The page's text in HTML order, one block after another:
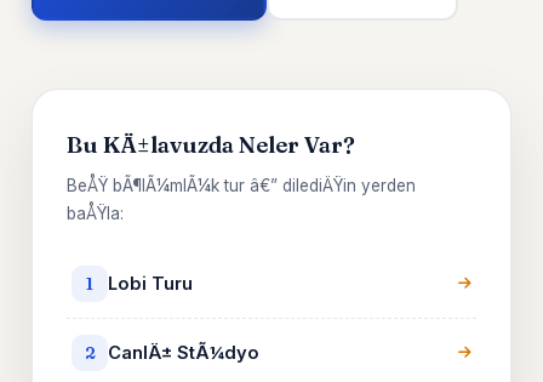
Bu KÄ±lavuzda Neler Var?
BeÅŸ bÃ¶lÃ¼mlÃ¼k tur â€” dilediÄŸin yerden
baÅŸla:
1 Lobi Turu
2 CanlÄ± StÃ¼dyo